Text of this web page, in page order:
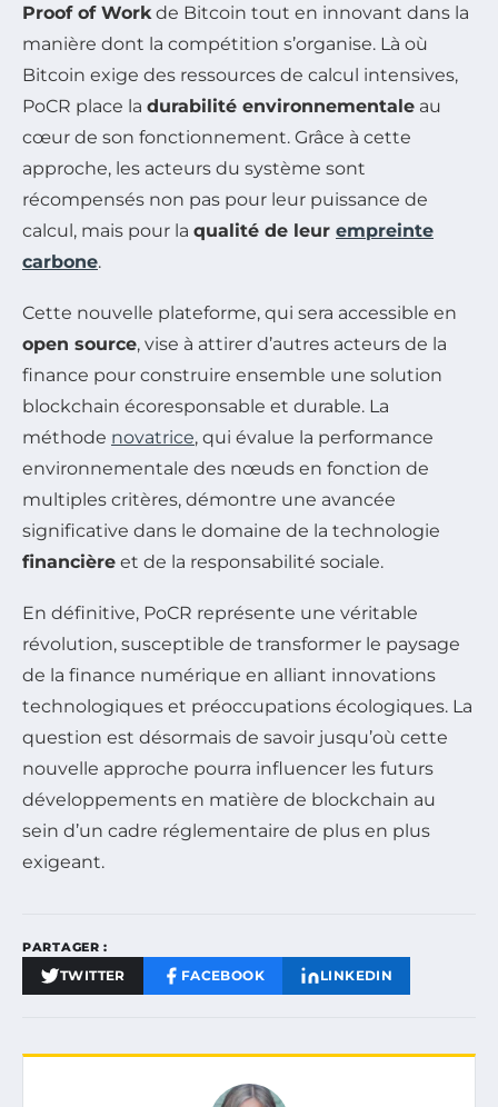
Proof of Workde Bitcoin tout en innovant dans la
manière dont la compétition s’organise. Là où
Bitcoin exige des ressources de calcul intensives,
PoCR place la durabilité environnementale au
cœur de son fonctionnement. Grâce à cette
approche, les acteurs du système sont
récompensés non pas pour leur puissance de
calcul, mais pour la qualité de leur empreinte
carbone.
Cette nouvelle plateforme, qui sera accessible en
open source, vise à attirer d’autres acteurs de la
finance pour construire ensemble une solution
blockchain écoresponsable et durable. La
méthode novatrice, qui évalue la performance
environnementale des nœuds en fonction de
multiples critères, démontre une avancée
significative dans le domaine de la technologie
financière et de la responsabilité sociale.
En définitive, PoCR représente une véritable
révolution, susceptible de transformer le paysage
de la finance numérique en alliant innovations
technologiques et préoccupations écologiques. La
question est désormais de savoir jusqu’où cette
nouvelle approche pourra influencer les futurs
développements en matière de blockchain au
sein d’un cadre réglementaire de plus en plus
exigeant.
PARTAGER :
TWITTER FACEBOOK LINKEDIN